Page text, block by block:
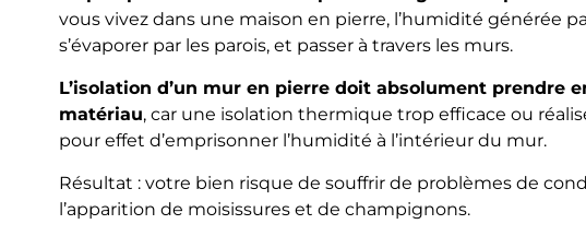
vous vivez dans une maison en pierre, l’humidité générée
s’évaporer par les parois, et passer à travers les murs.
L’isolation d’un mur en pierre doit absolument prendre
matériau, car une isolation thermique trop efficace ou
pour effet d’emprisonner l’humidité à l’intérieur du mur.
Résultat : votre bien risque de souffrir de problèmes de
l’apparition de moisissures et de champignons.